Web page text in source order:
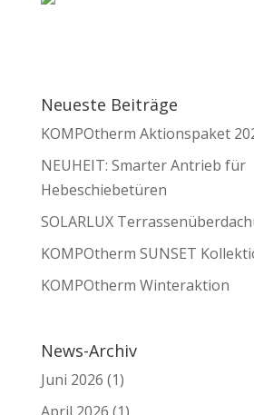
Neueste Beiträge
KOMPOtherm Aktionspaket
NEUHEIT: Smarter Antrieb für
Hebeschiebetüren
SOLARLUX
KOMPOtherm SUNSET
KOMPOtherm Winteraktion
News-Archiv
Juni 2026 (1)